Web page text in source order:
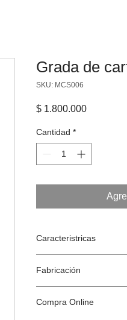
Grada de
SKU: MCS006
$ 1.800.000Precio
Cantidad *
Caracteristricas
de fondo.
Peso: 40 kg
Se entrega
Fabricación
Colombia por RE+D.
Compra Online